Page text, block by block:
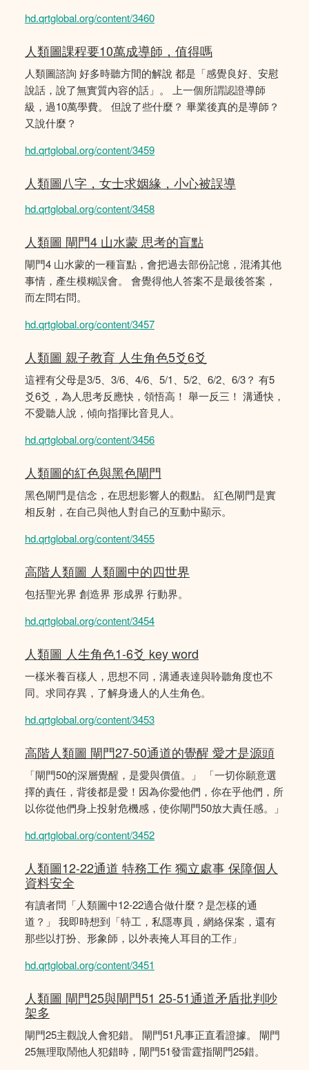
hd.qrtglobal.org/content/3460
人類圖課程要10萬成導師，值得嗎
人類圖諮詢 好多時聽方間的解說 都是「感覺良好、安慰
說話，說了無實質內容的話」。 上一個所謂認證導師
級，過10萬學費。 但說了些什麼？ 畢業後真的是導師？
又說什麼？
hd.qrtglobal.org/content/3459
人類圖八字，女士求姻緣，小心被誤導
hd.qrtglobal.org/content/3458
人類圖 閘門4 山水蒙 思考的盲點
閘門4 山水蒙的一種盲點，會把過去部份記憶，混淆其他
事情，產生模糊誤會。 會覺得他人答案不是最後答案，
而左問右問。
hd.qrtglobal.org/content/3457
人類圖 親子教育 人生角色5爻6爻
這裡有父母是3/5、3/6、4/6、5/1、5/2、6/2、6/3？ 有5
爻6爻，為人思考反應快，領悟高！ 舉一反三！ 溝通快，
不愛聽人說，傾向指揮比音見人。
hd.qrtglobal.org/content/3456
人類圖的紅色與黑色閘門
黑色閘門是信念，在思想影響人的觀點。 紅色閘門是實
相反射，在自己與他人對自己的互動中顯示。
hd.qrtglobal.org/content/3455
高階人類圖 人類圖中的四世界
包括聖光界 創造界 形成界 行動界。
hd.qrtglobal.org/content/3454
人類圖 人生角色1-6爻 key word
一樣米養百樣人，思想不同，溝通表達與聆聽角度也不
同。求同存異，了解身邊人的人生角色。
hd.qrtglobal.org/content/3453
高階人類圖 閘門27-50通道的覺醒 愛才是源頭
「閘門50的深層覺醒，是愛與價值。」 「一切你願意選
擇的責任，背後都是愛！因為你愛他們，你在乎他們，所
以你從他們身上投射危機感，使你閘門50放大責任感。」
hd.qrtglobal.org/content/3452
人類圖12-22通道 特務工作 獨立處事 保障個人
資料安全
有讀者問「人類圖中12-22適合做什麼？是怎樣的通
道？」 我即時想到「特工，私隱專員，網絡保案，還有
那些以打扮、形象師，以外表掩人耳目的工作」
hd.qrtglobal.org/content/3451
人類圖 閘門25與閘門51 25-51通道矛盾批判吵
架多
閘門25主觀說人會犯錯。 閘門51凡事正直看證據。 閘門
25無理取鬧他人犯錯時，閘門51發雷霆指閘門25錯。